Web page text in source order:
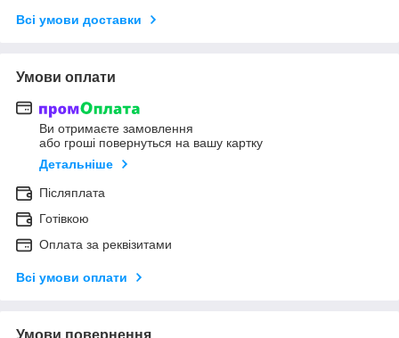
Всі умови доставки
Умови оплати
Ви отримаєте замовлення
або гроші повернуться на вашу картку
Детальніше
Післяплата
Готівкою
Оплата за реквізитами
Всі умови оплати